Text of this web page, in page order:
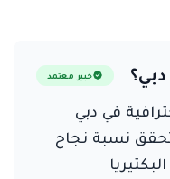
خبير معتمد
في دبي
نسبة نجاح
البكتيريا